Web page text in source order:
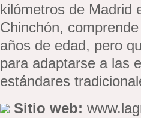
kilómetros de Madrid
Chinchón,
años de edad, pero
para adaptarse a las
estándares
Sitio web: